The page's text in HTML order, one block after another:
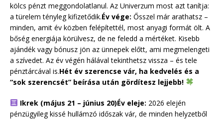
kölcs pénzt meggondolatlanul. Az Univerzum most azt tanítja:
a türelem tényleg kifizetődik.Év vége: Ősszel már arathatsz –
minden, amit év közben felépítettél, most anyagi formát ölt. A
bőség energiája körülvesz, de ne feledd a mértéket. Kisebb
ajándék vagy bónusz jön az ünnepek előtt, ami megmelengeti
a szívedet. Az év végén hálával tekinthetsz vissza – és tele
pénztárcával is.Hét év szerencse vár, ha kedvelés és a
“sok szerencsét” beírása után gördítesz lejjebb!
Ikrek (május 21 – június 20)Év eleje: 2026 elején
pénzügyileg kissé hullámzó időszak vár, de minden helyzetből